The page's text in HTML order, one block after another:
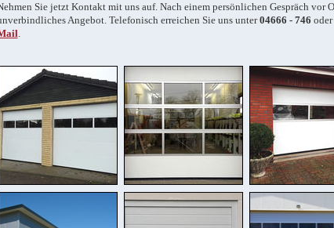
Sie jetzt Kontakt mit uns auf. Nach einem persönlichen Gespräch vor
Angebot. Telefonisch erreichen Sie uns unter04666 - 746
.